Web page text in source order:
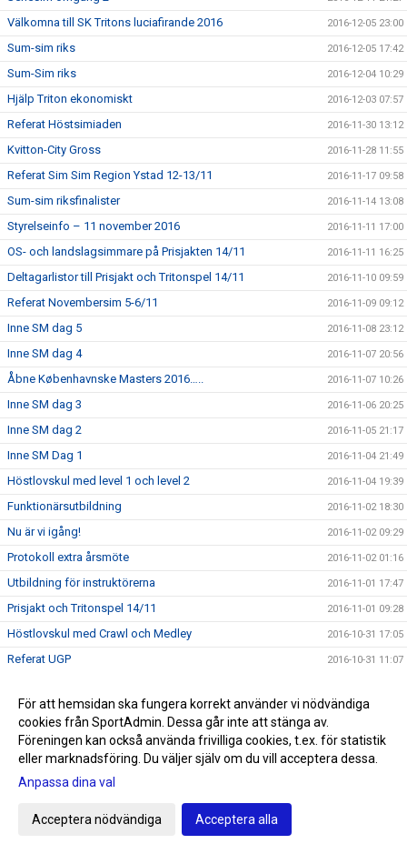
Välkomna till SK Tritons luciafirande 2016 2016-12-05 23:00
Sum-sim riks 2016-12-05 17:42
Sum-Sim riks 2016-12-04 10:29
Hjälp Triton ekonomiskt 2016-12-03 07:57
Referat Höstsimiaden 2016-11-30 13:12
Kvitton-City Gross 2016-11-28 11:55
Referat Sim Sim Region Ystad 12-13/11 2016-11-17 09:58
Sum-sim riksfinalister 2016-11-14 13:08
Styrelseinfo – 11 november 2016 2016-11-11 17:00
OS- och landslagsimmare på Prisjakten 14/11 2016-11-11 16:25
Deltagarlistor till Prisjakt och Tritonspel 14/11 2016-11-10 09:59
Referat Novembersim 5-6/11 2016-11-09 09:12
Inne SM dag 5 2016-11-08 23:12
Inne SM dag 4 2016-11-07 20:56
Åbne Københavnske Masters 2016….. 2016-11-07 10:26
Inne SM dag 3 2016-11-06 20:25
Inne SM dag 2 2016-11-05 21:17
Inne SM Dag 1 2016-11-04 21:49
Höstlovskul med level 1 och level 2 2016-11-04 19:39
Funktionärsutbildning 2016-11-02 18:30
Nu är vi igång! 2016-11-02 09:29
Protokoll extra årsmöte 2016-11-02 01:16
Utbildning för instruktörerna 2016-11-01 17:47
Prisjakt och Tritonspel 14/11 2016-11-01 09:28
Höstlovskul med Crawl och Medley 2016-10-31 17:05
Referat UGP 2016-10-31 11:07
Kallelse Novembersim 2016-10-28 08:42
En stolt Tritoon 2016-10-26 12:35
Ida - mamman som simmade OS 2016-10-25 21:09
Simallskånskan 2:a omgången
Tritons Lucia 2016
Frågor angående styrelsens publicerade dokument inför
För att hemsidan ska fungera korrekt använder vi nödvändiga
cookies från SportAdmin. Dessa går inte att stänga av.
Föreningen kan också använda frivilliga cookies, t.ex. för statistik
eller marknadsföring. Du väljer själv om du vill acceptera dessa.
Anpassa dina val
Acceptera nödvändiga Acceptera alla